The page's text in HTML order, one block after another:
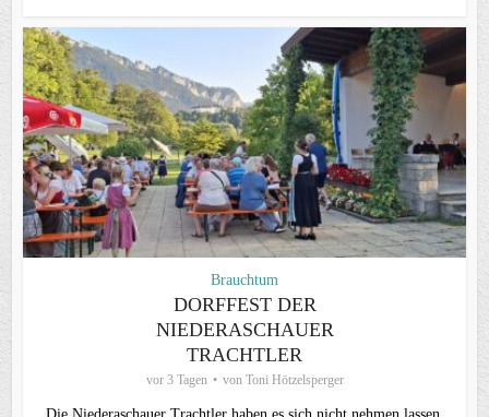
Brauchtum
DORFFEST DER
NIEDERASCHAUER
TRACHTLER
vor 3 Tagen von Toni Hötzelsperger